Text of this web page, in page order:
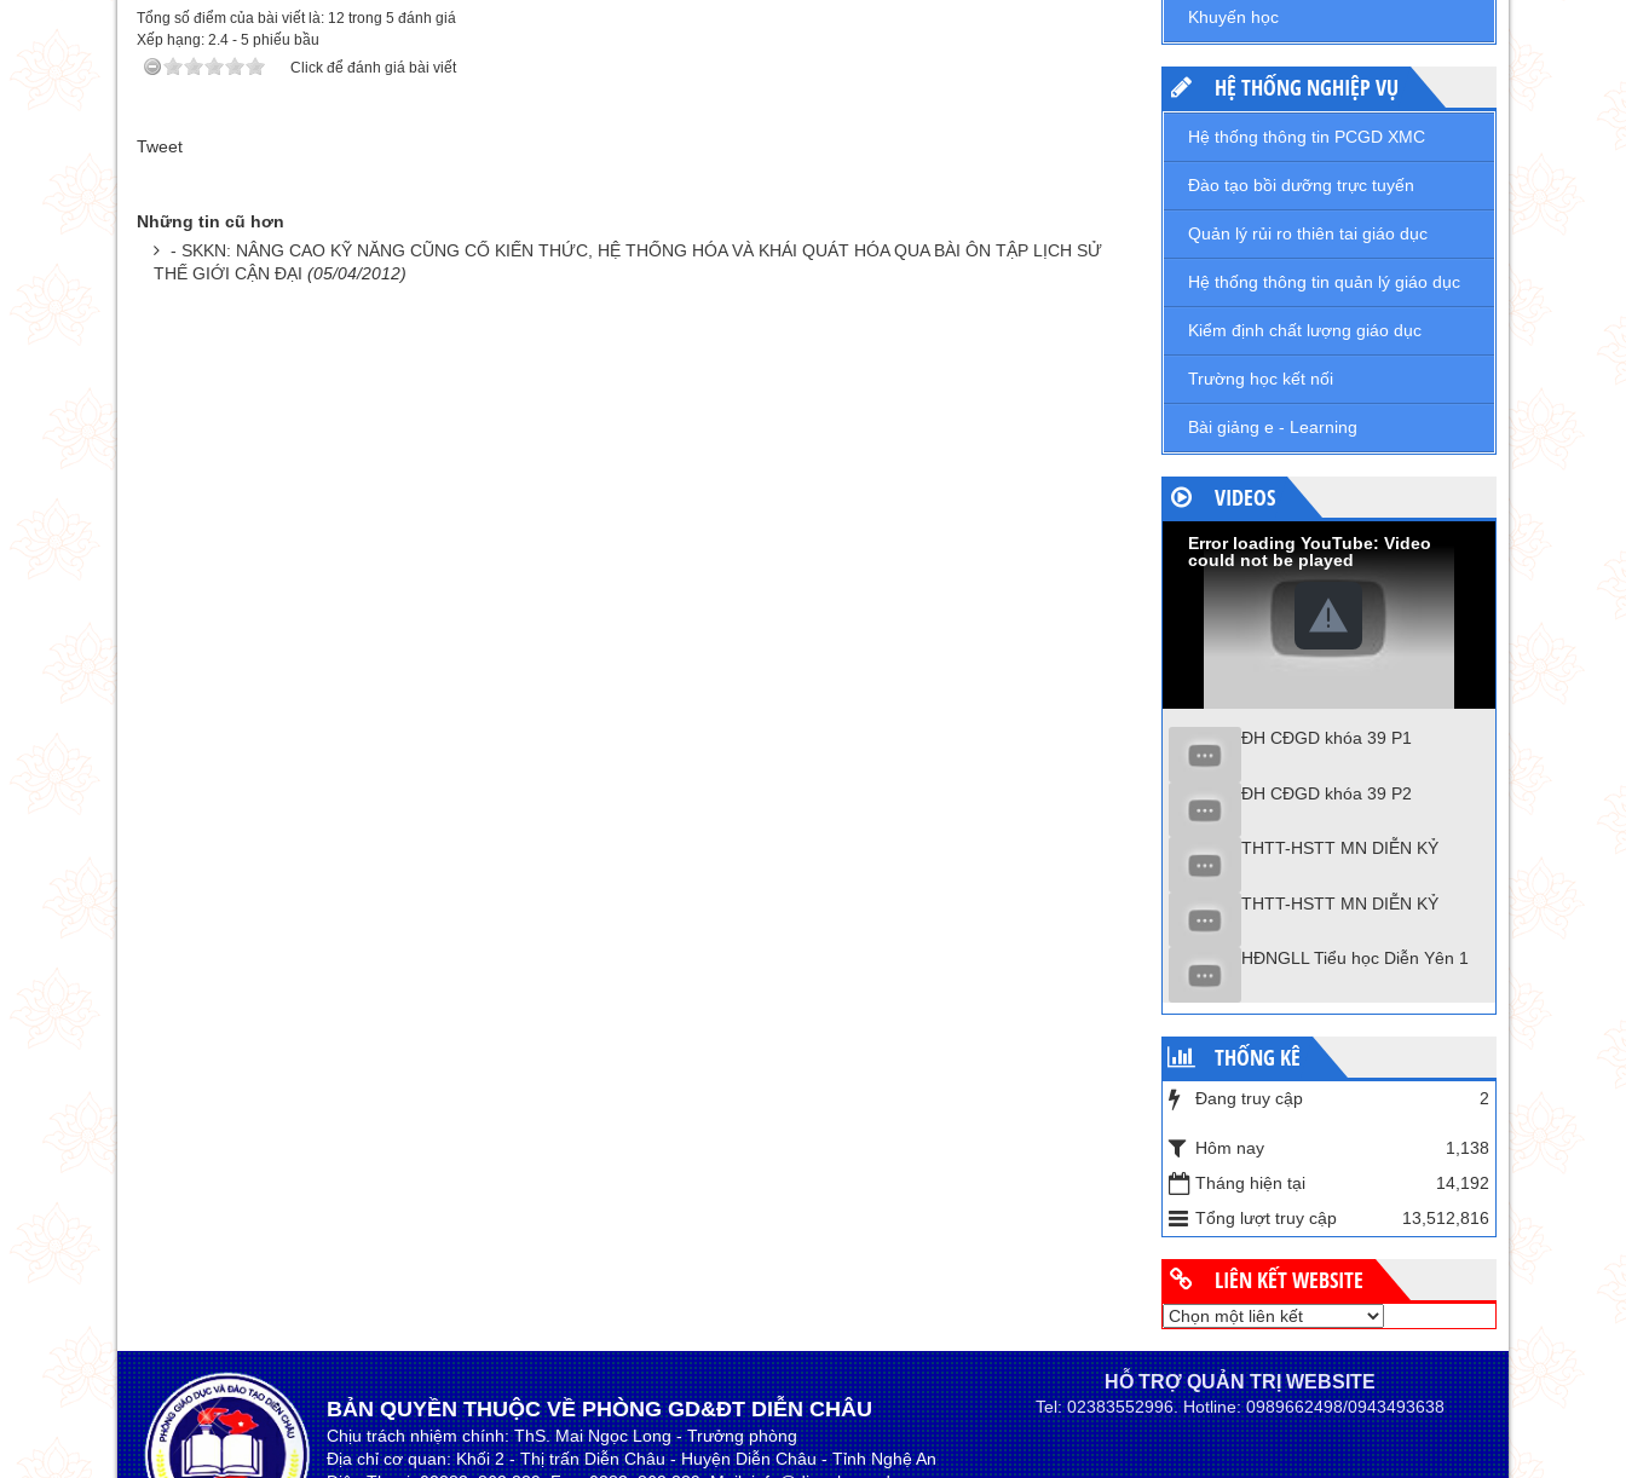
Tổng số điểm của bài viết là: 12 trong 5 đánh giá
Xếp hạng: 2.4 - 5 phiếu bầu
Click để đánh giá bài viết
Tweet
Những tin cũ hơn
- SKKN: NÂNG CAO KỸ NĂNG CŨNG CỐ KIẾN THỨC, HỆ THỐNG HÓA VÀ KHÁI QUÁT HÓA QUA BÀI ÔN TẬP LỊCH SỬ
THẾ GIỚI CẬN ĐẠI (05/04/2012)
Khuyến học
HỆ THỐNG NGHIỆP VỤ
Hệ thống thông tin PCGD XMC
Đào tạo bồi dưỡng trực tuyến
Quản lý rủi ro thiên tai giáo dục
Hệ thống thông tin quản lý giáo dục
Kiểm định chất lượng giáo dục
Trường học kết nối
Bài giảng e - Learning
VIDEOS
Error loading YouTube: Video
could not be played
ĐH CĐGD khóa 39 P1
ĐH CĐGD khóa 39 P2
THTT-HSTT MN DIỄN KỶ
THTT-HSTT MN DIỄN KỶ
HĐNGLL Tiểu học Diễn Yên 1
THỐNG KÊ
Đang truy cập 2
Hôm nay
1,138
Tháng hiện tại
14,192
Tổng lượt truy cập
13,512,816
LIÊN KẾT WEBSITE
BẢN QUYỀN THUỘC VỀ PHÒNG GD&ĐT DIỄN CHÂU
Chịu trách nhiệm chính: ThS. Mai Ngọc Long - Trưởng phòng
Địa chỉ cơ quan: Khối 2 - Thị trấn Diễn Châu - Huyện Diễn Châu - Tỉnh Nghệ An
HỖ TRỢ QUẢN TRỊ WEBSITE
Tel: 02383552996. Hotline: 0989662498/0943493638